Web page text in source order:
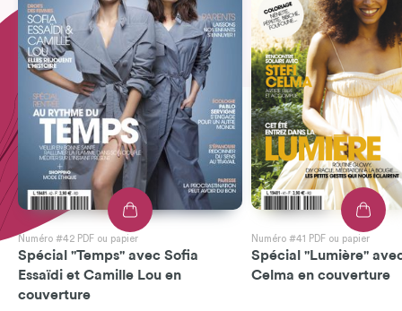
Numéro #42 PDF ou papier
Spécial "Temps" avec Sofia
Essaïdi et Camille Lou en
couverture
Numéro #41 PDF ou papier
Spécial "Lumière"
Celma en couverture